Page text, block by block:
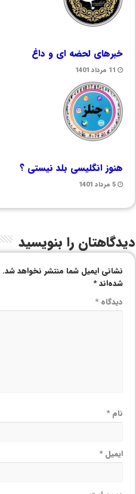
خبرهای لحضه ای و داغ
11 مرداد 1401
هنوز انگلیسی بلد نیستی ؟
5 مرداد 1401
دیدگاهتان را بنویسید
نشانی ایمیل شما منتشر نخواهد شد.
شده‌اند*
دیدگاه*
نام*
ایمیل*